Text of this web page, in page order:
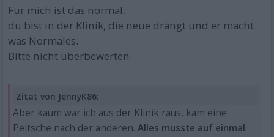
Für mich ist das normal.
du bist in der Klinik, die neue drängt und er macht
was Normales.
Bitte nicht überbewerten.
Zitat von JennyK86:
Aber kaum war ich aus der Klinik raus, kam eine
Peitsche nach der anderen.Alles musste auf einmal